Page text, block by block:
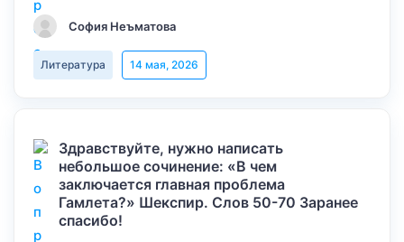
София Неъматова
Литература 14 мая, 2026
Здравствуйте, нужно написать
небольшое сочинение: «В чем
заключается главная проблема
Гамлета?» Шекспир. Слов 50-70 Заранее
спасибо!